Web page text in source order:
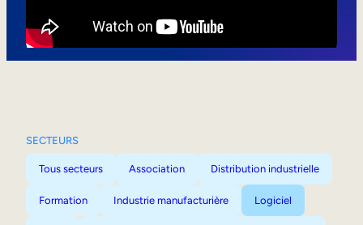
SECTEURS
Tous secteurs Association Distribution industrielle
Formation Industrie manufacturière Logiciel